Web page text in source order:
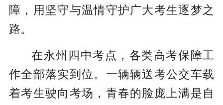
障，用坚守与温情守护广大考生逐梦之
路。
在永州四中考点，各类高考保障工
作全部落实到位。一辆辆送考公交车载
着考生驶向考场，青春的脸庞上满是自